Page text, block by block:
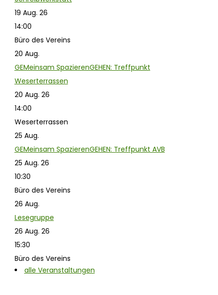
19 Aug. 26
14:00
Büro des Vereins
20 Aug.
GEMeinsam SpazierenGEHEN: Treffpunkt
Weserterrassen
20 Aug. 26
14:00
Weserterrassen
25 Aug.
GEMeinsam SpazierenGEHEN: Treffpunkt AVB
25 Aug. 26
10:30
Büro des Vereins
26 Aug.
Lesegruppe
26 Aug. 26
15:30
Büro des Vereins
alle Veranstaltungen